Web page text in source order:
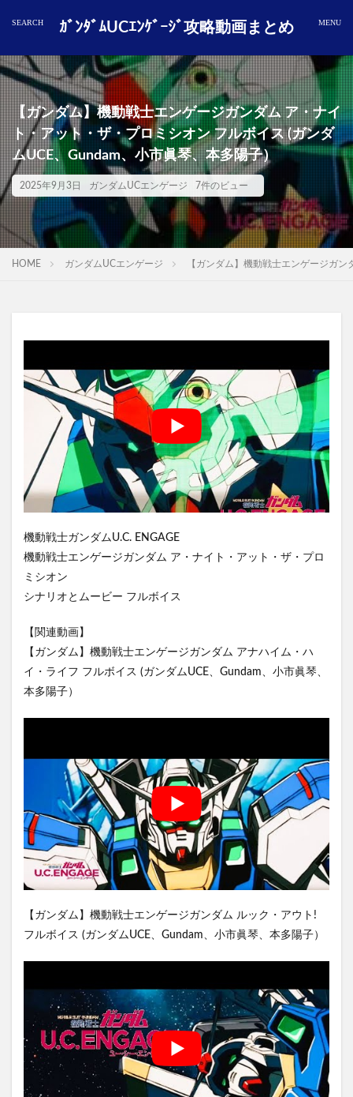
ｶﾞﾝﾀﾞﾑUCｴﾝｹﾞｰｼﾞ攻略動画まとめ
【ガンダム】機動戦士エンゲージガンダム ア・ナイ
ト・アット・ザ・プロミシオン フルボイス (ガンダ
ムUCE、Gundam、小市眞琴、本多陽子）
2025年9月3日 ガンダムUCエンゲージ 7件のビュー
HOME ガンダムUCエンゲージ 【ガンダム】機動戦士エンゲージガ
機動戦士ガンダムU.C. ENGAGE
機動戦士エンゲージガンダム ア・ナイト・アット・ザ・プロ
ミシオン
シナリオとムービー フルボイス
【関連動画】
【ガンダム】機動戦士エンゲージガンダム アナハイム・ハ
イ・ライフ フルボイス (ガンダムUCE、Gundam、小市眞琴、
本多陽子）
【ガンダム】機動戦士エンゲージガンダム ルック・アウト!
フルボイス (ガンダムUCE、Gundam、小市眞琴、本多陽子）